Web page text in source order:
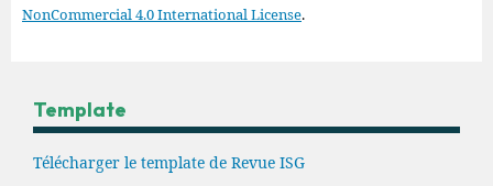
NonCommercial 4.0 International License.
Template
Télécharger le template de Revue ISG